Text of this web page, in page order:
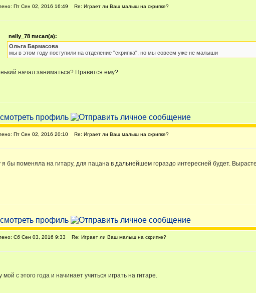
Пт Сен 02, 2016 16:49 Re: Играет ли Ваш малыш на скрипке?
nelly_78 писал(а):
Ольга Бармасова
мы в этом году поступили на отделение "скрипка", но мы совсем уже не малыши
начал заниматься? Нравится ему?
Пт Сен 02, 2016 20:10 Re: Играет ли Ваш малыш на скрипке?
я бы поменяла на гитару, для пацана в дальнейшем гораздо интересней будет.
Сб Сен 03, 2016 9:33 Re: Играет ли Ваш малыш на скрипке?
мой с этого года и начинает учиться играть на гитаре.